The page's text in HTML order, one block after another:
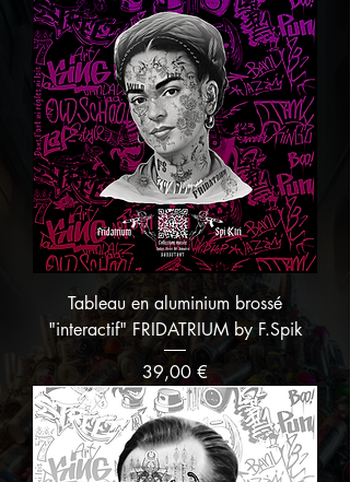
Tableau en aluminium brossé
"interactif" FRIDATRIUM by F.Spik
Prix
39,00 €